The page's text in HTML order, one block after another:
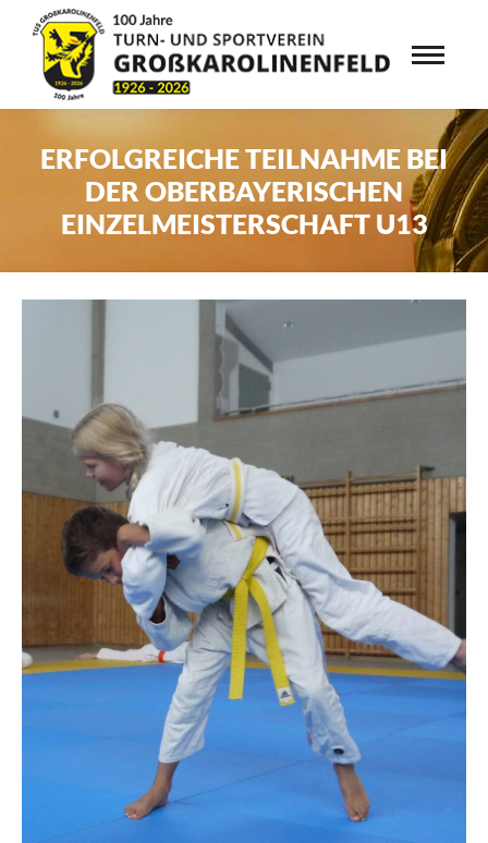
ERFOLGREICHE TEILNAHME BEI
DER OBERBAYERISCHEN
EINZELMEISTERSCHAFT U13